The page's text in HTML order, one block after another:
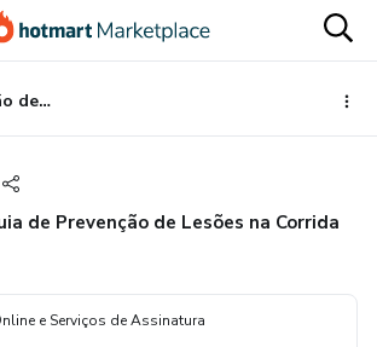
Guia de Prevenção de Lesões na Corrida
de Prevenção de Lesões na Corrida
e Serviços de Assinatura